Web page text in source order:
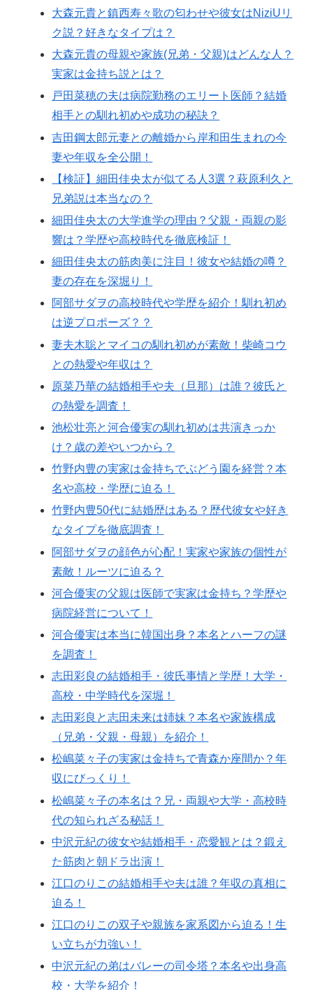
大森元貴と鎮西寿々歌の匂わせや彼女はNiziUリ
ク説？好きなタイプは？
大森元貴の母親や家族(兄弟・父親)はどんな人？
実家は金持ち説とは？
戸田菜穂の夫は病院勤務のエリート医師？結婚
相手との馴れ初めや成功の秘訣？
吉田鋼太郎元妻との離婚から岸和田生まれの今
妻や年収を全公開！
【検証】細田佳央太が似てる人3選？萩原利久と
兄弟説は本当なの？
細田佳央太の大学進学の理由？父親・両親の影
響は？学歴や高校時代を徹底検証！
細田佳央太の筋肉美に注目！彼女や結婚の噂？
妻の存在を深堀り！
阿部サダヲの高校時代や学歴を紹介！馴れ初め
は逆プロポーズ？？
妻夫木聡とマイコの馴れ初めが素敵！柴崎コウ
との熱愛や年収は？
原菜乃華の結婚相手や夫（旦那）は誰？彼氏と
の熱愛を調査！
池松壮亮と河合優実の馴れ初めは共演きっか
け？歳の差やいつから？
竹野内豊の実家は金持ちでぶどう園を経営？本
名や高校・学歴に迫る！
竹野内豊50代に結婚歴はある？歴代彼女や好き
なタイプを徹底調査！
阿部サダヲの顔色が心配！実家や家族の個性が
素敵！ルーツに迫る？
河合優実の父親は医師で実家は金持ち？学歴や
病院経営について！
河合優実は本当に韓国出身？本名とハーフの謎
を調査！
志田彩良の結婚相手・彼氏事情と学歴！大学・
高校・中学時代を深堀！
志田彩良と志田未来は姉妹？本名や家族構成
（兄弟・父親・母親）を紹介！
松嶋菜々子の実家は金持ちで青森か座間か？年
収にびっくり！
松嶋菜々子の本名は？兄・両親や大学・高校時
代の知られざる秘話！
中沢元紀の彼女や結婚相手・恋愛観とは？鍛え
た筋肉と朝ドラ出演！
江口のりこの結婚相手や夫は誰？年収の真相に
迫る！
江口のりこの双子や親族を家系図から迫る！生
い立ちが力強い！
中沢元紀の弟はバレーの司令塔？本名や出身高
校・大学を紹介！